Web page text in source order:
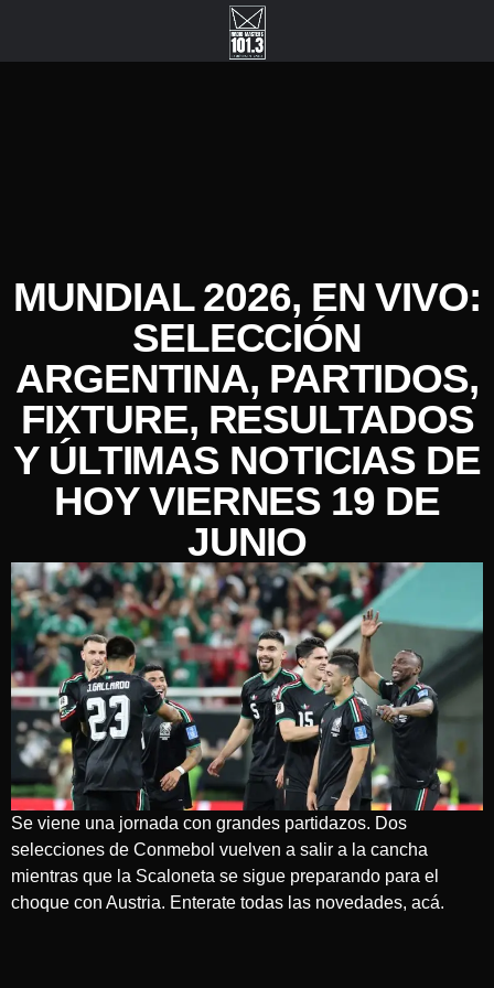
MUNDIAL 2026, EN VIVO:
SELECCIÓN
ARGENTINA, PARTIDOS,
FIXTURE, RESULTADOS
Y ÚLTIMAS NOTICIAS DE
HOY VIERNES 19 DE
JUNIO
Se viene una jornada con grandes partidazos. Dos
selecciones de Conmebol vuelven a salir a la cancha
mientras que la Scaloneta se sigue preparando para el
choque con Austria. Enterate todas las novedades, acá.